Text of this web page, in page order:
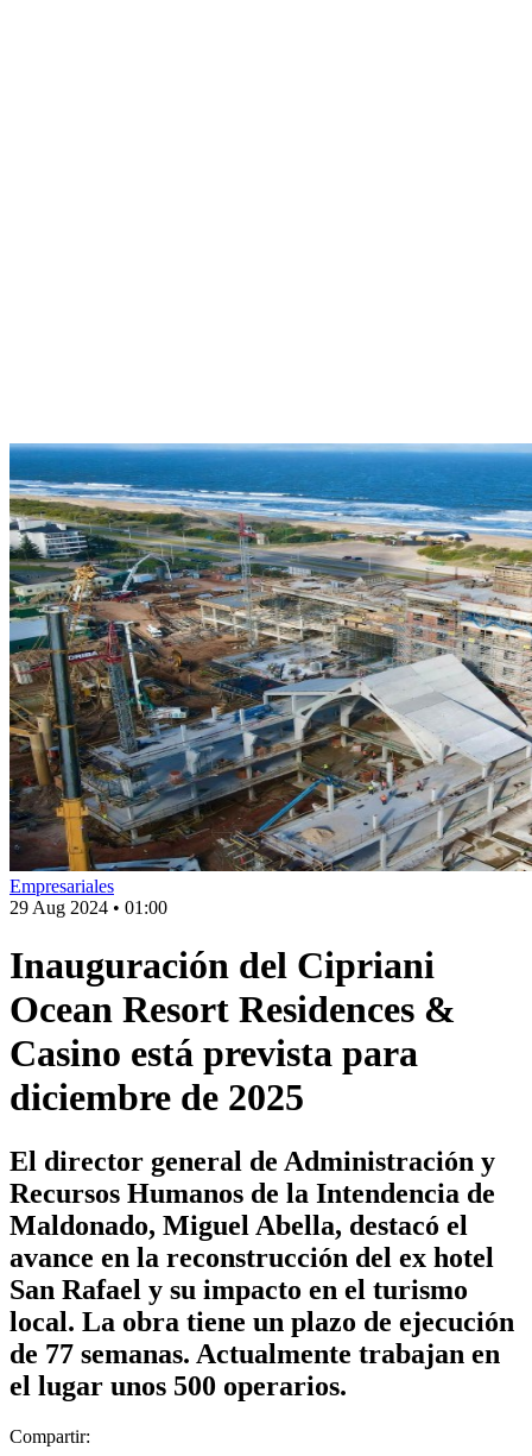
Empresariales
29 Aug 2024 • 01:00
Inauguración del Cipriani
Ocean Resort Residences &
Casino está prevista para
diciembre de 2025
El director general de Administración y
Recursos Humanos de la Intendencia de
Maldonado, Miguel Abella, destacó el
avance en la reconstrucción del ex hotel
San Rafael y su impacto en el turismo
local. La obra tiene un plazo de ejecución
de 77 semanas. Actualmente trabajan en
el lugar unos 500 operarios.
Compartir: